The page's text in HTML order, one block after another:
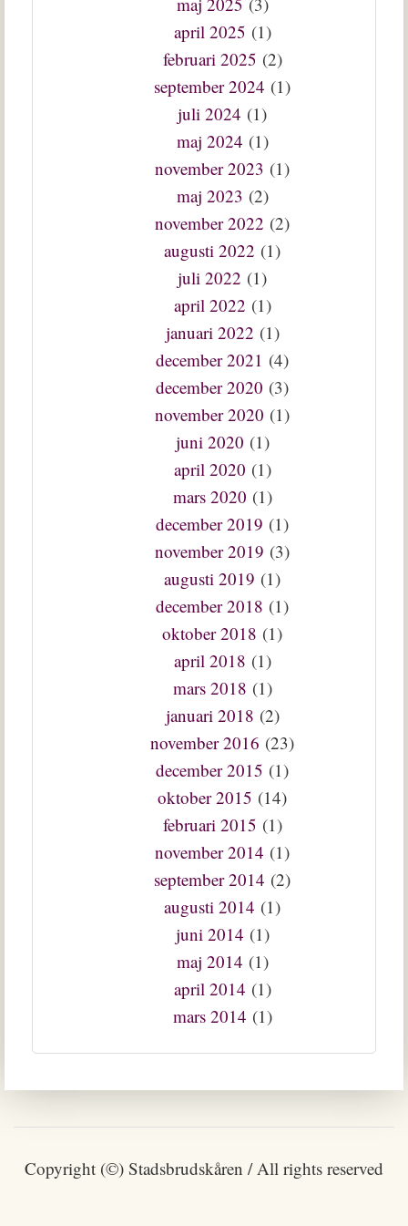
april 2025 (1)
februari 2025 (2)
september 2024 (1)
juli 2024 (1)
maj 2024 (1)
november 2023 (1)
maj 2023 (2)
november 2022 (2)
augusti 2022 (1)
juli 2022 (1)
april 2022 (1)
januari 2022 (1)
december 2021 (4)
december 2020 (3)
november 2020 (1)
juni 2020 (1)
april 2020 (1)
mars 2020 (1)
december 2019 (1)
november 2019 (3)
augusti 2019 (1)
december 2018 (1)
oktober 2018 (1)
april 2018 (1)
mars 2018 (1)
januari 2018 (2)
november 2016 (23)
december 2015 (1)
oktober 2015 (14)
februari 2015 (1)
november 2014 (1)
september 2014 (2)
augusti 2014 (1)
juni 2014 (1)
maj 2014 (1)
april 2014 (1)
mars 2014 (1)
Copyright (©) Stadsbrudskåren / All rights reserved